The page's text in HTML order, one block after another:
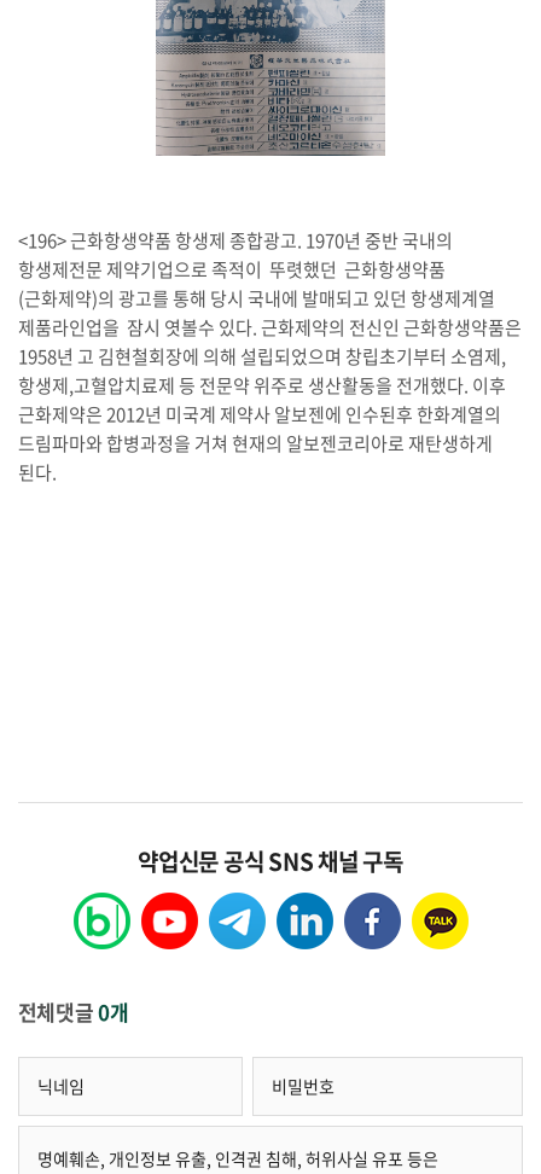
<196> 근화항생약품 항생제 종합광고. 1970년 중반 국내의
항생제전문 제약기업으로 족적이 뚜렷했던 근화항생약품
(근화제약)의 광고를 통해 당시 국내에 발매되고 있던 항생제계열
제품라인업을 잠시 엿볼수 있다. 근화제약의 전신인 근화항생약품은
1958년 고 김현철회장에 의해 설립되었으며 창립초기부터 소염제,
항생제,고혈압치료제 등 전문약 위주로 생산활동을 전개했다. 이후
근화제약은 2012년 미국계 제약사 알보젠에 인수된후 한화계열의
드림파마와 합병과정을 거쳐 현재의 알보젠코리아로 재탄생하게
된다.
약업신문 공식 SNS 채널 구독
전체댓글0개